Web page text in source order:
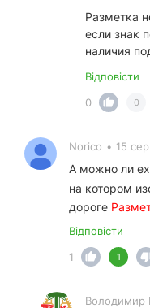
Разметка
если знак
наличия
Відповісти
0
0
Norico • 15
А можно ли
на котором
дороге
Відповісти
1
1
Володимир